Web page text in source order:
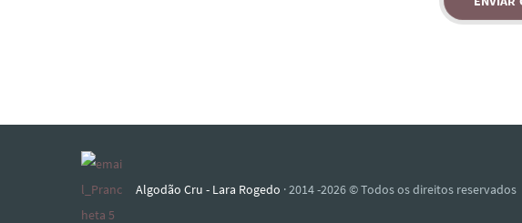
Algodão Cru - Lara Rogedo · 2014 -2026 © Todos os direitos reservados